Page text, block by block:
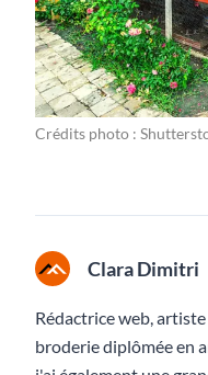
Crédits photo :
Clara Dimitri
Rédactrice web,
broderie diplômée en